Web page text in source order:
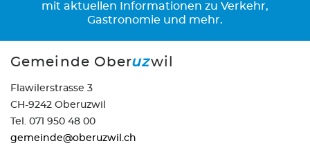
mit aktuellen Informationen zu Verkehr,
Gastronomie und mehr.
Gemeinde Oberuzwil
Flawilerstrasse 3
CH-9242 Oberuzwil
Tel. 071 950 48 00
gemeinde@oberuzwil.ch